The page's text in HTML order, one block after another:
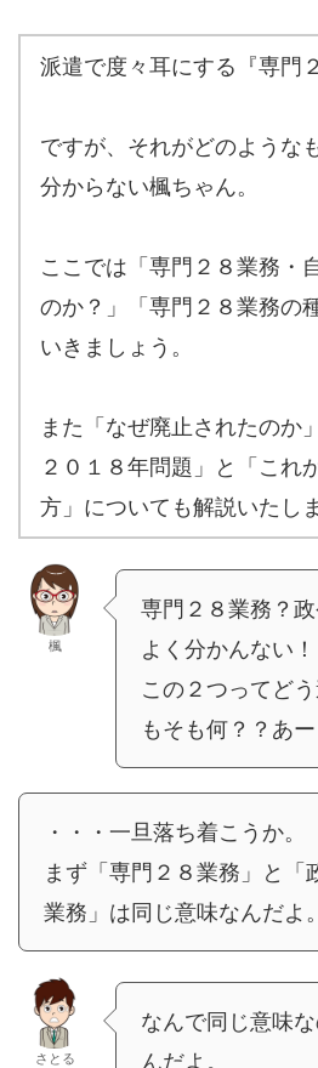
派遣で度々耳にする『専門
ですが、それがどのような
分からない楓ちゃん。
ここでは「専門２８業務・
のか？」
「専門２８業務の
いきましょう。
また「なぜ廃止されたのか
２０１８年問題」と「これ
方」についても解説いたしま
楓
専門２８業務？
よく分かんない！
この２つってど
もそも何？？あー
・・・一旦落ち着こうか。
まず「専門２８業務」と「
業務」は同じ意味なんだよ。
さとる
なんで同じ意味
んだよ。